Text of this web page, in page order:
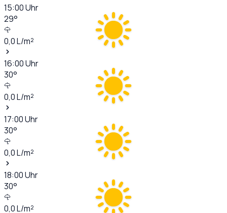
15:00Uhr
29°
0,0L/m²
16:00Uhr
30°
0,0L/m²
17:00Uhr
30°
0,0L/m²
18:00Uhr
30°
0,0L/m²